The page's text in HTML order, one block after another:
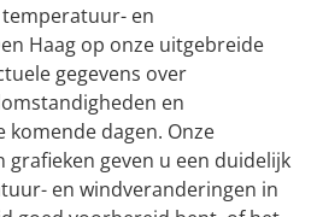
en
Haag op onze uitgebreide
gegevens over
en
dagen. Onze
grafieken geven u een duidelijk
en windveranderingen in